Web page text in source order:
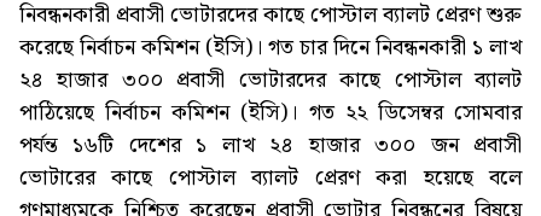
নিবন্ধনকারী প্রবাসী ভোটারদের কাছে পোস্টাল ব্যালট প্রেরণ শুরু
করেছে নির্বাচন কমিশন (ইসি)। গত চার দিনে নিবন্ধনকারী ১ লাখ
২৪ হাজার ৩০০ প্রবাসী ভোটারদের কাছে পোস্টাল ব্যালট
পাঠিয়েছে নির্বাচন কমিশন (ইসি)। গত ২২ ডিসেম্বর সোমবার
পর্যন্ত ১৬টি দেশের ১ লাখ ২৪ হাজার ৩০০ জন প্রবাসী
ভোটারের কাছে পোস্টাল ব্যালট প্রেরণ করা হয়েছে বলে